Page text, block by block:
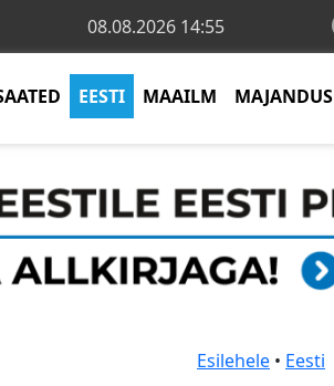
08.08.2026 14:55
EESTI MAAILM MAJANDUS
Esilehele • Eesti